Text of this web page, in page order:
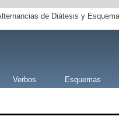
de Diátesis y
Verbos Esquemas